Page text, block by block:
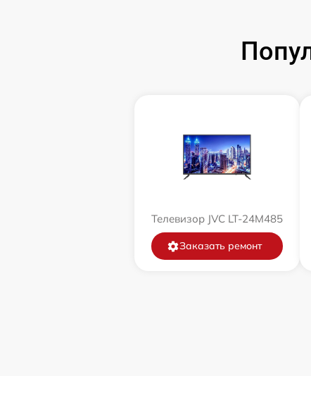
Телевизор JVC LT-24M485
Заказать ремонт